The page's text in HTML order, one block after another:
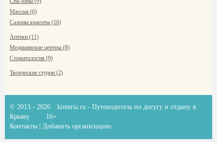
Массаж (6)
Салоны красоты (16)
Аптеки (11)
Медицинские центры (8)
Стоматология (9)
Творческие студии (2)
© 2013 - 2026 kimeria.ru - Путеводитель по досугу и отдыху в
Крыму
16+
Контакты
Добавить организацию